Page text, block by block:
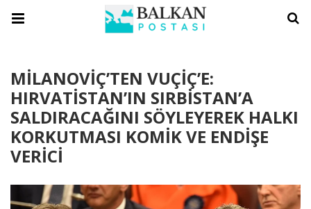
MİLANOVİÇ’TEN VUÇİÇ’E:
HIRVATİSTAN’IN SIRBİSTAN’A
SALDIRACAĞINI SÖYLEYEREK HALKI
KORKUTMASI KOMİK VE ENDİŞE
VERİCİ